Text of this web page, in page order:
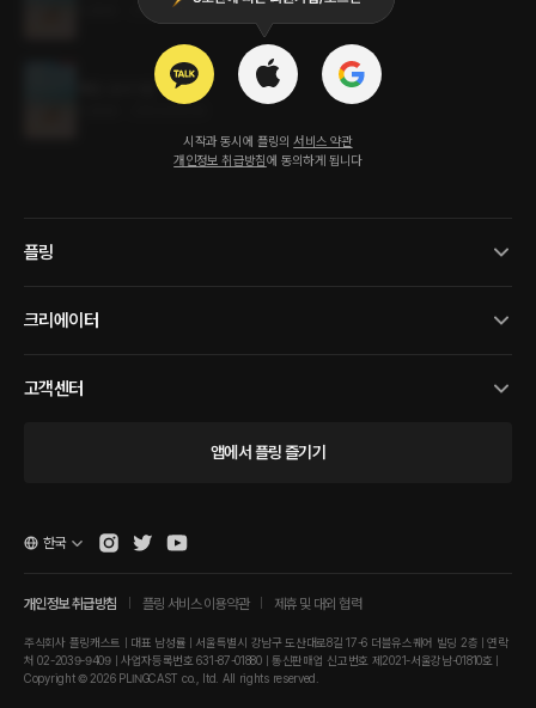
시작과 동시에 플링의 서비스 약관
개인정보 취급방침에 동의하게 됩니다
2023.06.05
플링
크리에이터
고객센터
앱에서 플링 즐기기
개인정보 취급방침 플링 서비스 이용약관 제휴 및 대외 협력
주식회사 플링캐스트 | 대표 남성률 | 서울특별시 강남구 도산대로8길 17-6 더블유스퀘어 빌딩 2층 | 연락
처 02-2039-9409 | 사업자등록번호 631-87-01880 | 통신판매업 신고번호 제2021-서울강남-01810호 |
Copyright © 2026 PLINGCAST co., ltd. All rights reserved.
한국